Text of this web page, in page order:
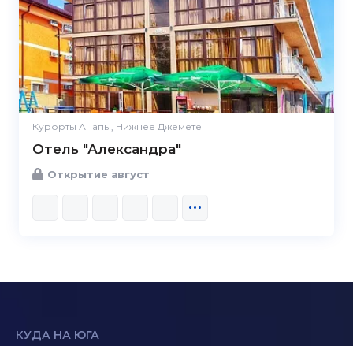
Курорты Анапы, Нижнее Джемете
Отель "Александра"
Открытие август
КУДА НА ЮГА